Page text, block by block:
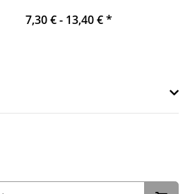
7,30 € - 13,40 €*